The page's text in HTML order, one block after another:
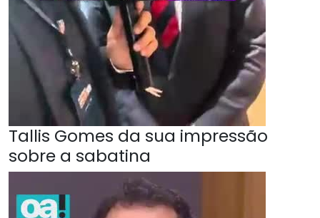
Tallis Gomes da sua impressão
sobre a sabatina